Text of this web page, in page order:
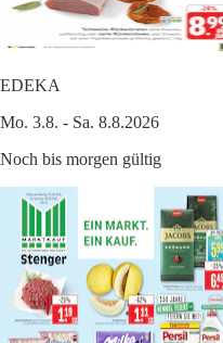
EDEKA
Mo. 3.8. - Sa. 8.8.2026
Noch bis morgen gültig